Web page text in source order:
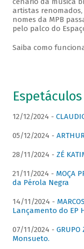
artistas
nomes da MPB
pelo palco do
Saiba como
12/12/2024 -
05/12/2024 -
28/11/2024 - ZÉ
21/11/2024 - MOÇA
da Pérola Negra
14/11/2024 -
Lançamento do EP
07/11/2024 -
Monsueto.